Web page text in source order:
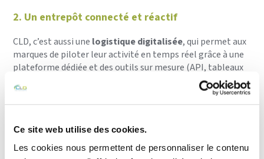
Ce site web utilise des cookies.
Les cookies nous permettent de personnaliser le contenu
2. Un entrepôt connecté et réactif
CLD, c’est aussi une logistique digitalisée, qui permet aux
marques de piloter leur activité en temps réel grâce à une
plateforme dédiée et des outils sur mesure (API, tableaux
Les commandes passées avant 14h sont expédiées le
jour même, avec une traçabilité complète et des coûts
Grâce à sespartenariats avec plusieurs transporteurs
CLD négocie pour ses clients les meilleurs tarifs et propose